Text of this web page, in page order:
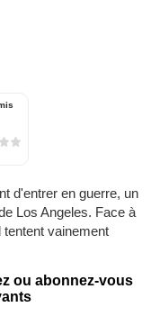
d'entrer en guerre, un
Los Angeles. Face à
vainement
ou abonnez-vous